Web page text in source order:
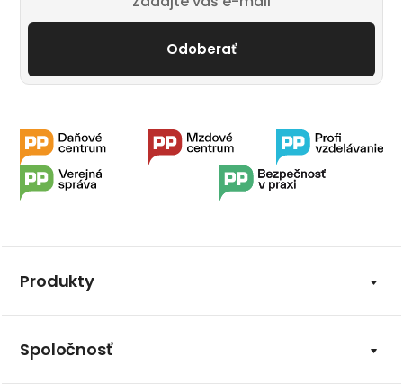
Odoberať
Produkty
Spoločnosť